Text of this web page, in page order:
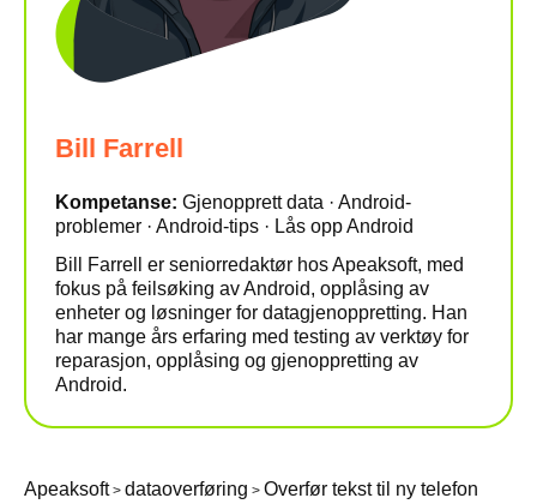
Bill Farrell
Kompetanse: Gjenopprett data · Android-
problemer · Android-tips · Lås opp Android
Bill Farrell er seniorredaktør hos Apeaksoft, med
fokus på feilsøking av Android, opplåsing av
enheter og løsninger for datagjenoppretting. Han
har mange års erfaring med testing av verktøy for
reparasjon, opplåsing og gjenoppretting av
Android.
Apeaksoft> dataoverføring > Overfør tekst til ny telefon